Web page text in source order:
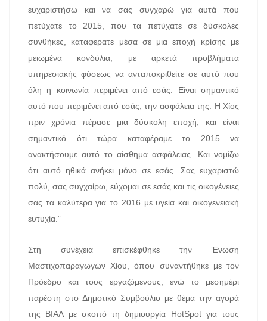
ευχαριστήσω και να σας συγχαρώ για αυτά που
πετύχατε το 2015, που τα πετύχατε σε δύσκολες
συνθήκες, καταφερατε μέσα σε μια εποχή κρίσης με
μειωμένα κονδύλια, με αρκετά προβλήματα
υπηρεσιακής φύσεως να ανταποκριθείτε σε αυτό που
όλη η κοινωνία περιμένει από εσάς. Είναι σημαντικό
αυτό που περιμένει από εσάς, την ασφάλεια της. Η Χίος
πριν χρόνια πέρασε μια δύσκολη εποχή, και είναι
σημαντικό ότι τώρα καταφέραμε το 2015 να
ανακτήσουμε αυτό το αίσθημα ασφάλειας. Και νομίζω
ότι αυτό ηθικά ανήκει μόνο σε εσάς. Σας ευχαριστώ
πολύ, σας συγχαίρω, εύχομαι σε εσάς και τις οικογένειες
σας τα καλύτερα για το 2016 με υγεία και οικογενειακή
ευτυχία.”
Στη συνέχεια επισκέφθηκε την Ένωση
Μαστιχοπαραγωγών Χίου, όπου συναντήθηκε με τον
Πρόεδρο και τους εργαζόμενους, ενώ το μεσημέρι
παρέστη στο Δημοτικό Συμβούλιο με θέμα την αγορά
της ΒΙΑΛ με σκοπό τη δημιουργία HotSpot για τους